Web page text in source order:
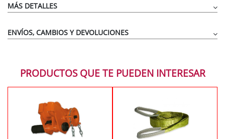
MÁS DETALLES
ENVÍOS, CAMBIOS Y DEVOLUCIONES
PRODUCTOS QUE TE PUEDEN INTERESAR